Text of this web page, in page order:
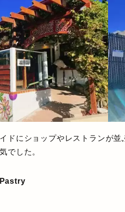
ドにショップやレストランが
でした。